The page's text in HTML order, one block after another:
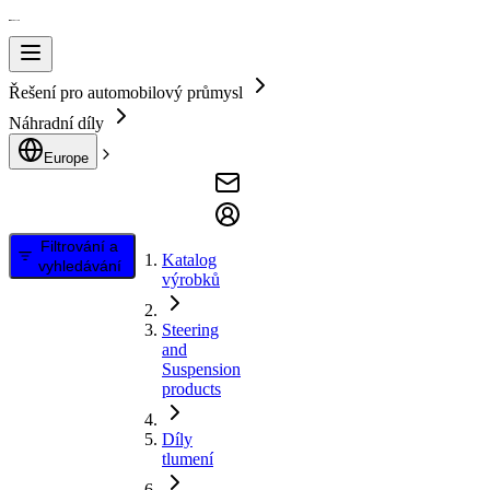
Řešení pro automobilový průmysl
Náhradní díly
Europe
Filtrování a
vyhledávání
Katalog
výrobků
Steering
and
Suspension
products
Díly
tlumení